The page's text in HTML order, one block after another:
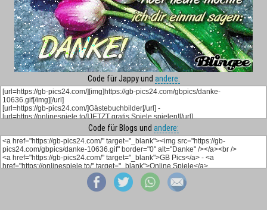
Code für Jappy und andere:
Code für Blogs und andere: